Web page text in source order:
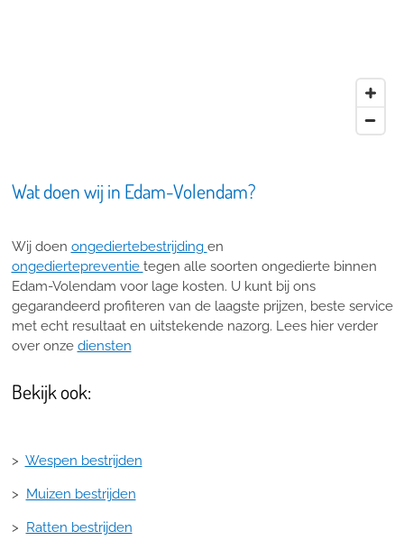
Wat doen wij in Edam-Volendam?
Wij doen ongediertebestrijding en
ongediertepreventie tegen alle soorten ongedierte binnen
Edam-Volendam voor lage kosten. U kunt bij ons
gegarandeerd profiteren van de laagste prijzen, beste service
met echt resultaat en uitstekende nazorg. Lees hier verder
over onze diensten
Bekijk ook:
> Wespen bestrijden
> Muizen bestrijden
> Ratten bestrijden